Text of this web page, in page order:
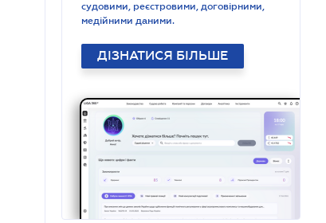
судовими, реєстровими, договірними,
медійними даними.
ДІЗНАТИСЯ БІЛЬШЕ